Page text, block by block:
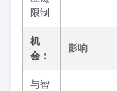
限制
机
会：
影响
与智